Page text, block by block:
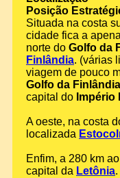
Posição
Situada na costa
cidade fica a
norte do Golfo da
Finlândia. (várias
viagem de pouco
Golfo da Finlândia
capital do Império
A oeste, na costa
localizada
Enfim, a 280 km
capital da Letônia.